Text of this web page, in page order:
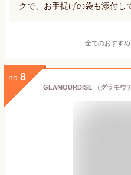
クで、お手提げの袋も添付し
全てのおすすめ
no. 8